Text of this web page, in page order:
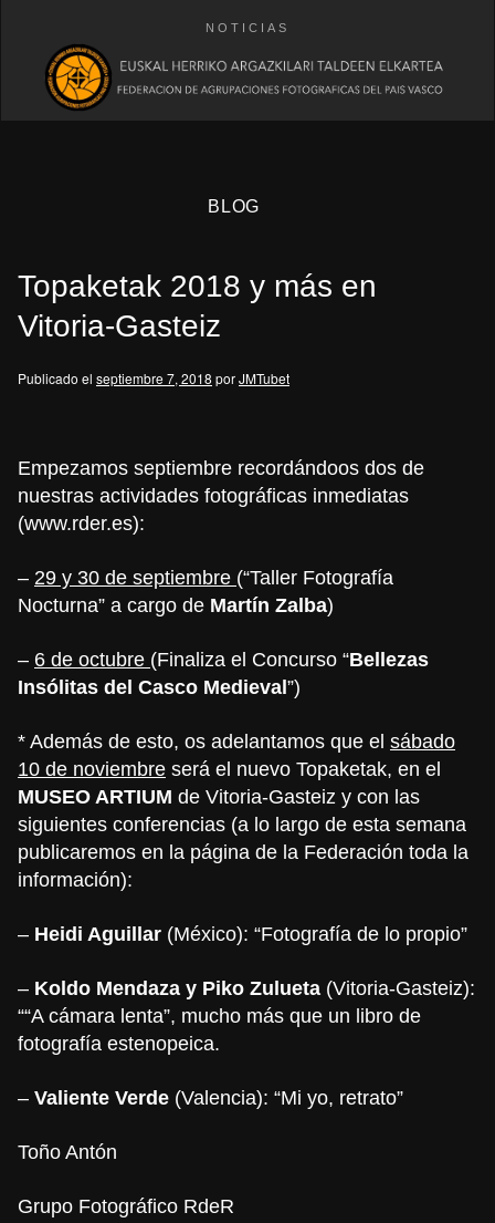
NOTICIAS
BLOG
Topaketak 2018 y más en
Vitoria-Gasteiz
Publicado el septiembre 7, 2018 porJMTubet
Empezamos septiembre recordándoos dos de
nuestras actividades fotográficas inmediatas
(www.rder.es):
– 29 y 30 de septiembre (“Taller Fotografía
Nocturna” a cargo de Martín Zalba)
– 6 de octubre (Finaliza el Concurso “Bellezas
Insólitas del Casco Medieval”)
* Además de esto, os adelantamos que el sábado
10 de noviembre será el nuevo Topaketak, en el
MUSEO ARTIUM de Vitoria-Gasteiz y con las
siguientes conferencias (a lo largo de esta semana
publicaremos en la página de la Federación toda la
información):
– Heidi Aguillar (México): “Fotografía de lo propio”
– Koldo Mendaza y Piko Zulueta (Vitoria-Gasteiz):
““A cámara lenta”, mucho más que un libro de
fotografía estenopeica.
– Valiente Verde (Valencia): “Mi yo, retrato”
Toño Antón
Grupo Fotográfico RdeR